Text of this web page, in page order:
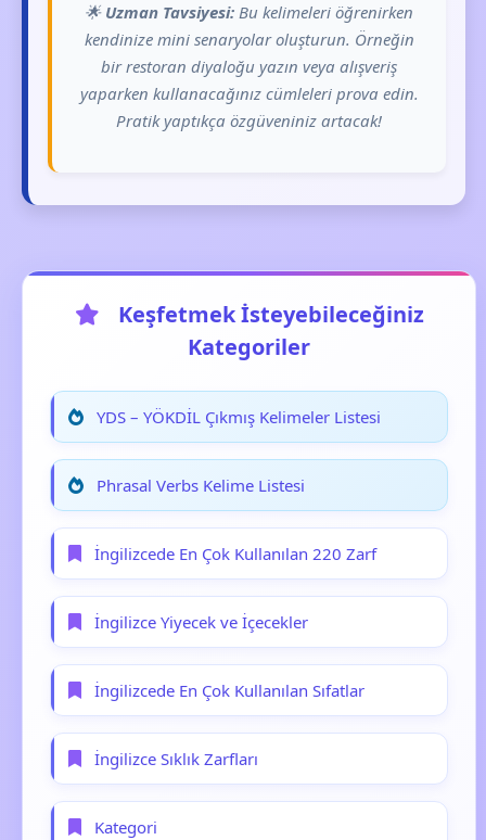
🌟 Uzman Tavsiyesi: Bu kelimeleri öğrenirken
kendinize mini senaryolar oluşturun. Örneğin
bir restoran diyaloğu yazın veya alışveriş
yaparken kullanacağınız cümleleri prova edin.
Pratik yaptıkça özgüveniniz artacak!
Keşfetmek İsteyebileceğiniz
Kategoriler
YDS – YÖKDİL Çıkmış Kelimeler Listesi
Phrasal Verbs Kelime Listesi
İngilizcede En Çok Kullanılan 220 Zarf
İngilizce Yiyecek ve İçecekler
İngilizcede En Çok Kullanılan Sıfatlar
İngilizce Sıklık Zarfları
Kategori